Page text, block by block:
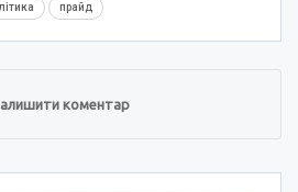
прайд
коментар